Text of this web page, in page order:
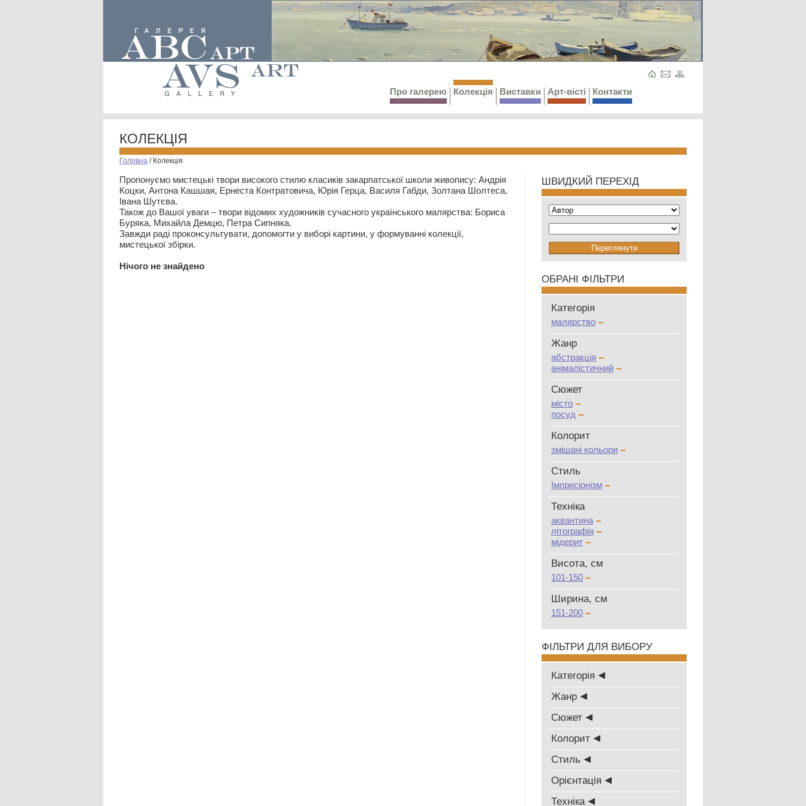
Про галерею Колекція Виставки Арт-вісті Контакти
КОЛЕКЦІЯ
Головна / Колекція
Пропонуємо мистецькі твори високого стилю класиків закарпатської школи живопису: Андрія
Коцки, Антона Кашшая, Ернеста Контратовича, Юрія Герца, Василя Габди, Золтана Шолтеса,
Івана Шутєва.
Також до Вашої уваги – твори відомих художників сучасного українського малярства: Бориса
Буряка, Михайла Демцю, Петра Сипняка.
Завжди раді проконсультувати, допомогти у виборі картини, у формуванні колекції,
мистецької збірки.
Нiчого не знайдено
ШВИДКИЙ ПЕРЕХІД
ОБРАНІ ФІЛЬТРИ
Категорія
малярство
Жанр
абстракція
анімалістичний
Сюжет
місто
посуд
Колорит
змішані кольори
Стиль
Імпресіонізм
Техніка
аквантина
літографія
мідерит
Висота, см
101-150
Ширина, см
151-200
ФІЛЬТРИ ДЛЯ ВИБОРУ
Категорія
Жанр
Сюжет
Колорит
Стиль
Oрієнтація
Техніка